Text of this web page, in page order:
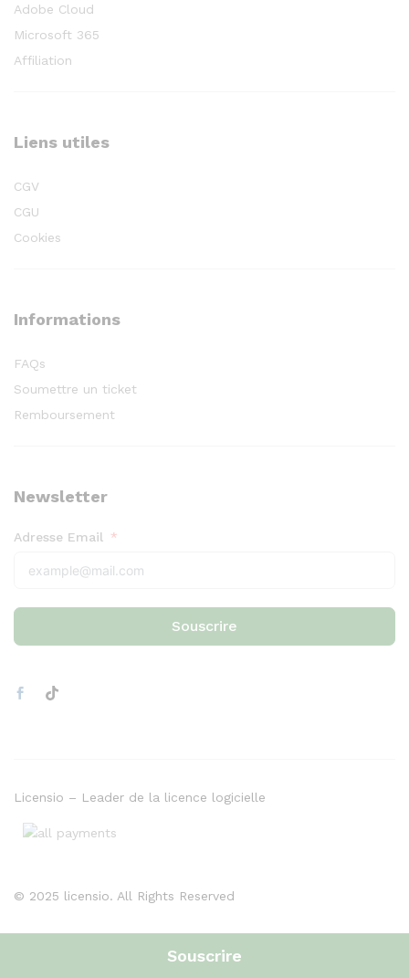
Souscrire
Adobe Cloud
Microsoft 365
Affiliation
Liens utiles
CGV
CGU
Cookies
Informations
FAQs
Soumettre un ticket
Remboursement
Newsletter
Adresse Email
Souscrire
© 2025 licensio. All Rights Reserved
Licensio – Leader de la licence logicielle